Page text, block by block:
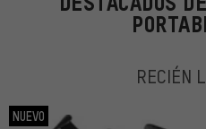
RECIÉN
NUEVO